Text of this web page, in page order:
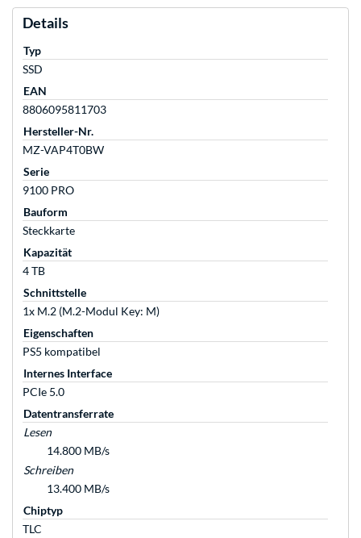
Details
Typ
SSD
EAN
8806095811703
Hersteller-Nr.
MZ-VAP4T0BW
Serie
9100 PRO
Bauform
Steckkarte
Kapazität
4 TB
Schnittstelle
1x M.2 (M.2-Modul Key: M)
Eigenschaften
PS5 kompatibel
Internes Interface
PCIe 5.0
Datentransferrate
Lesen
14.800 MB/s
Schreiben
13.400 MB/s
Chiptyp
TLC